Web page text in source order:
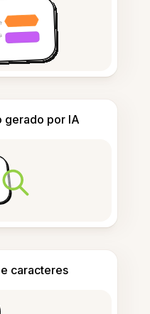
gerado por IA
caracteres